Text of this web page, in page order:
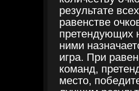
результате
равенстве
претендующих
ними
игра. При
команд,
место,